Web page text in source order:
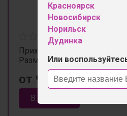
Красноярск
Новосибирск
Норильск
Дудинка
Или
Прихожая Стоун (шкаф со
Размеры:55*42h220
от 9 700 ₽
В корзину